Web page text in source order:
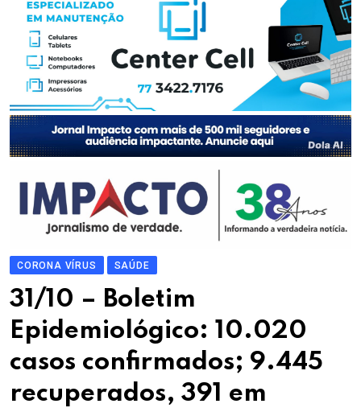
CORONA VÍRUS SAÚDE
31/10 – Boletim
Epidemiológico: 10.020
casos confirmados; 9.445
recuperados, 391 em